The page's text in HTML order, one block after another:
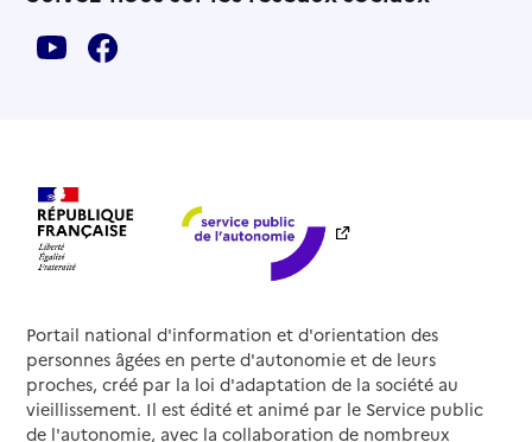
Portail national d'information et d'orientation des
personnes âgées en perte d'autonomie et de leurs
proches, créé par la loi d'adaptation de la société au
vieillissement. Il est édité et animé par le Service public
de l'autonomie, avec la collaboration de nombreux